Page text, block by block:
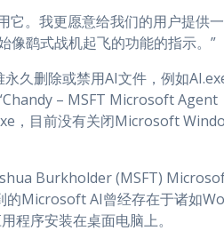
它。我更愿意给我们的用户提供
像鹞式战机起飞的功能的指示。”
久删除或禁用AI文件，例如
– MSFT Microsoft Agent
，目前没有关闭Microsoft
Burkholder (MSFT)
的Microsoft AI曾经存在于诸如
序安装在桌面电脑上。